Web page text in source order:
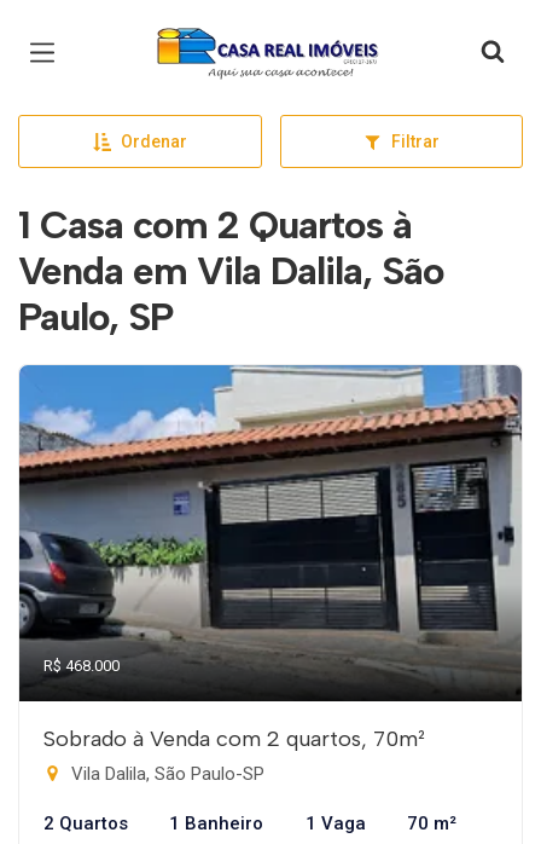
Página inicial
Ordenar Filtrar
1 Casa com 2 Quartos à
Venda em Vila Dalila, São
Paulo, SP
R$ 468.000
Sobrado à Venda com 2 quartos, 70m²
Vila Dalila, São Paulo-SP
2 Quartos 1 Banheiro 1 Vaga 70 m²